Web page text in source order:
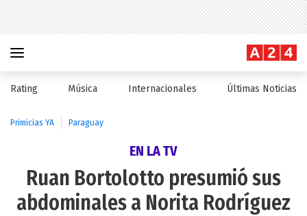
Rating Música Internacionales Últimas Noticias
Primicias YA Paraguay
EN LA TV
Ruan Bortolotto presumió sus
abdominales a Norita Rodríguez